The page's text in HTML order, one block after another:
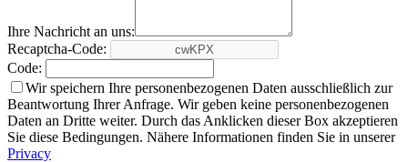
Ihre Nachricht an uns:
Recaptcha-Code:
Code:
Wir speichern Ihre personenbezogenen Daten ausschließlich zur
Beantwortung Ihrer Anfrage. Wir geben keine personenbezogenen
Daten an Dritte weiter. Durch das Anklicken dieser Box akzeptieren
Sie diese Bedingungen. Nähere Informationen finden Sie in unserer
Privacy